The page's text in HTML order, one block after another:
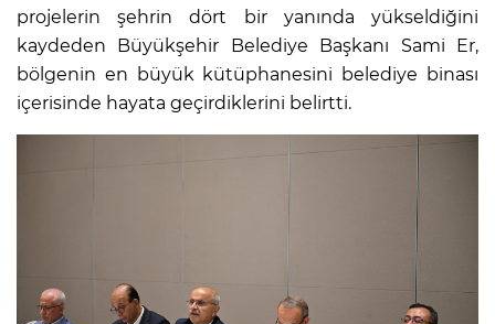
projelerin şehrin dört bir yanında yükseldiğini
kaydeden Büyükşehir Belediye Başkanı Sami Er,
bölgenin en büyük kütüphanesini belediye binası
içerisinde hayata geçirdiklerini belirtti.